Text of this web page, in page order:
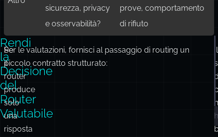
sicurezza, privacy
e osservabilità?
prove, comportamento
di rifiuto
Rendi
la
Decisione
del
Router
Valutabile
Se
il
router
produce
solo
una
risposta
Per le valutazioni, fornisci al passaggio di routing un
piccolo contratto strutturato:
Il